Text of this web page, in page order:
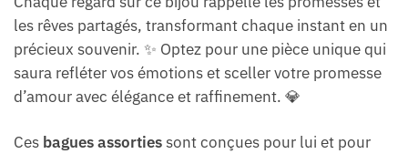
les rêves partagés, transformant chaque instant en un
précieux souvenir. ✨ Optez pour une pièce unique qui
saura refléter vos émotions et sceller votre promesse
d’amour avec élégance et raffinement. 💎
Ces bagues assortiessont conçues pour lui et pour